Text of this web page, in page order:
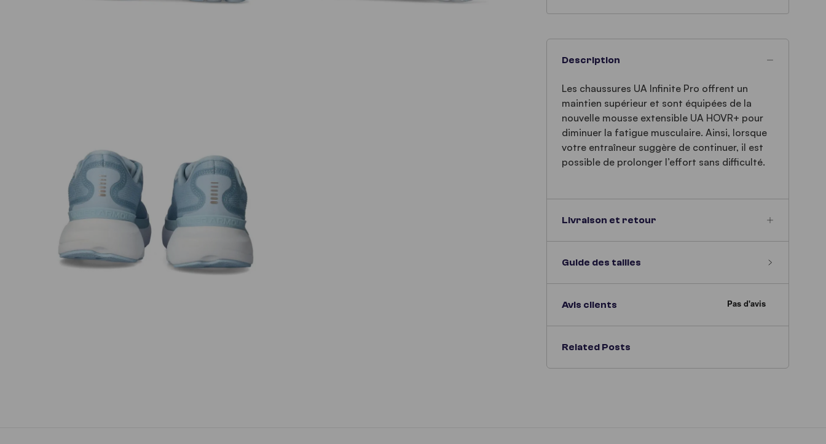
Description
Les chaussures UA Infinite Pro offrent un
maintien supérieur et sont équipées de la
nouvelle mousse extensible UA HOVR+ pour
diminuer la fatigue musculaire. Ainsi, lorsque
votre entraîneur suggère de continuer, il est
possible de prolonger l’effort sans difficulté.
Livraison et retour
Guide des tailles
Avis clients
Related Posts